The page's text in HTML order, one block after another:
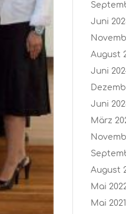
Juni
August
Juni
Juni
März
August
Mai
Mai 2021